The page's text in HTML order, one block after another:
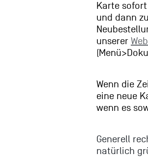
Karte
und dann
unserer
Wenn die
eine neue
wenn es
Generell
natürlich